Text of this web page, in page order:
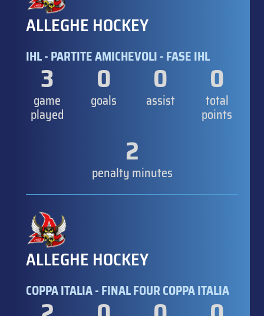
ALLEGHE HOCKEY
IHL - PARTITE AMICHEVOLI - FASE IHL
3
game
played
0
goals
0
assist
0
total
points
2
penalty minutes
ALLEGHE HOCKEY
COPPA ITALIA - FINAL FOUR COPPA ITALIA